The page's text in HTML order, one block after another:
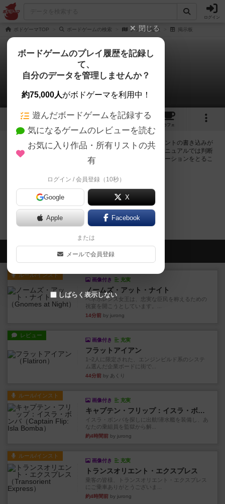
ログイン
ボドゲーマTOP ボードゲームの検索 クソデカ短歌 掲示板
クソデカ短歌
0件の掲示板
1 2
カフェ
ログインするとクソデカ短歌に関する掲示板の作成やコメントの書き込みが
出来るようになります。ルールの疑問やエラッタ情報、マニュアルでは判断
し辛い曖昧な表記等について会員同士で自由にコミュニケーションをとるこ
ログイン/無料会員登録
クソデカ短歌のトップに戻る
会員の新しい投稿
ルール/インスト
画像付き 充実
ノームズ・アット・ナイト
ベネボレンス女王は、忠実な臣民を称えるための
祝宴を開こうとしています。...
14分前 by jurong
レビュー
画像付き 充実
フラットアイアン
1~2人に限定された、エンジンビルド系のシステ
ム選んだ企業ボードに街で...
44分前 by あくり
ルール/インスト
画像付き 充実
キャプテン・フリップ：イスラ・ボンバ
イスラ・ボンバを探しに出航!潜水艦を装備し、あ
なたの乗組員を監獄から解...
約4時間前 by jurong
ルール/インスト
画像付き 充実
トランスオリエント・エクスプレス
乗客の皆様、トランスオリエント・エクスプレス
にご乗車ありがとうございま...
約4時間前 by jurong
閉じる
ボードゲームのプレイ履歴を記録し
て、
自分のデータを管理しませんか？
約75,000人がボドゲーマを利用中！
遊んだボードゲームを記録する
気になるゲームのレビューを読む
お気に入り作品・所有リストの共
有
ログイン / 会員登録（10秒）
Google X
Apple Facebook
または
メールで会員登録
しばらく表示しない